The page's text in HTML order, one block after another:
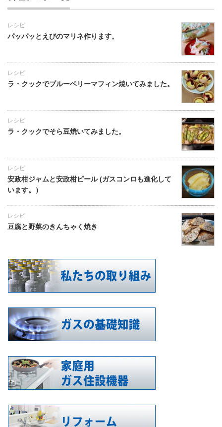
レシピ
パッパッとえびのマリネ作ります。
レシピ
ラ・クックでブルーベリーマフィン焼いてみました。
レシピ
ラ・クックでそら豆焼いてみました。
レシピ
安政柑ジャムと安政柑ピール (ガスコンロも進化して
います。）
レシピ
豆腐と野菜のきんちゃく焼き